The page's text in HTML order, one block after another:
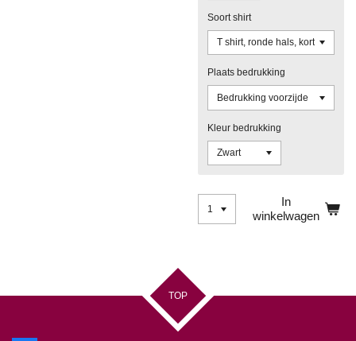
Soort shirt
Plaats bedrukking
Kleur bedrukking
In
winkelwagen
TOP